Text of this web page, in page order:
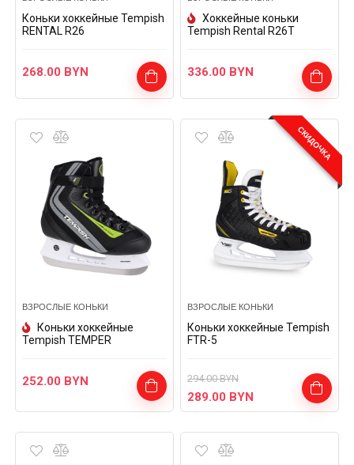
Коньки хоккейные Tempish
RENTAL R26
268.00 BYN
Хоккейные коньки
Tempish Rental R26T
336.00 BYN
ВЗРОСЛЫЕ КОНЬКИ
Коньки хоккейные
Tempish TEMPER
252.00 BYN
СКИДОЧКА
ВЗРОСЛЫЕ КОНЬКИ
Коньки хоккейные Tempish
FTR-5
294.00BYN
289.00 BYN